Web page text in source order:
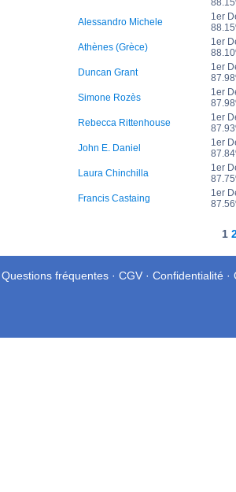
Alessandro Michele
1er
Athènes (Grèce)
1er
Duncan Grant
1er
Simone Rozès
1er
Rebecca Rittenhouse
1er
John E. Daniel
1er
Laura Chinchilla
1er
Francis Castaing
1er
1
Questions fréquentes · CGV · Confidentialité ·